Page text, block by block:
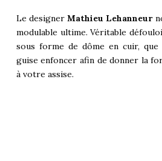
Le designerMathieu Lehanneur
modulable ultime. Véritable
sous forme de dôme en cuir,
guise enfoncer afin de donner la
à votre assise.